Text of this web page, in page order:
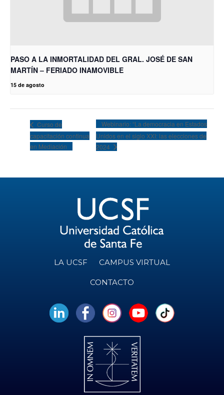
PASO A LA INMORTALIDAD DEL GRAL. JOSÉ DE SAN
MARTÍN – FERIADO INAMOVIBLE
15 de agosto
Curso de
capacitación continua
en Mediación
Webinario: “La democracia en Estados
Unidos en el siglo XXI: las elecciones de
2024
LA UCSF CAMPUS VIRTUAL
CONTACTO